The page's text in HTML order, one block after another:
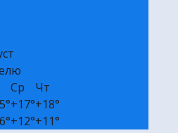
концерт
вложений
Ср
Чт
+17°+18°
+12°+11°